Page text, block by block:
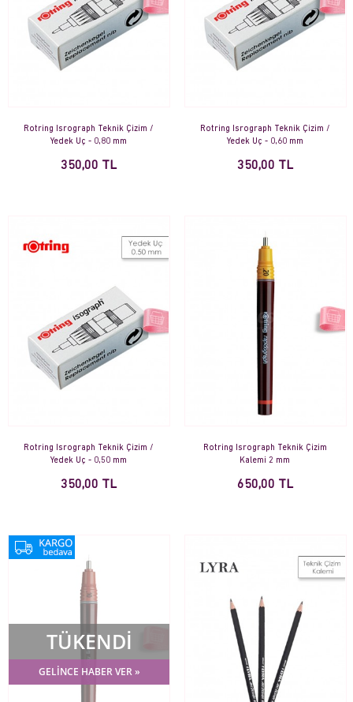
Rotring Isrograph Teknik Çizim /
Yedek Uç - 0,80 mm
350,00 TL
Rotring Isrograph Teknik Çizim /
Yedek Uç - 0,60 mm
350,00 TL
Rotring Isrograph Teknik Çizim /
Yedek Uç - 0,50 mm
350,00 TL
Rotring Isrograph Teknik Çizim
Kalemi 2 mm
650,00 TL
TÜKENDİ
GELİNCE HABER VER »